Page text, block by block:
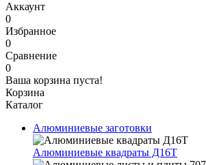
Аккаунт
0
Избранное
0
Сравнение
0
Ваша корзина пуста!
Корзина
Каталог
Алюминиевые заготовки
Алюминиевые квадраты Д16Т